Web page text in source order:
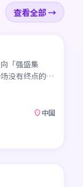
查看全部 →
45:42
「强盛集
没有终点的较
中国